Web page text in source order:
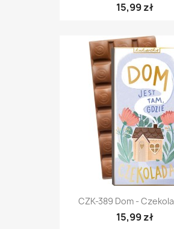
15,99 zł
CZK-389 Dom -
15,99 zł